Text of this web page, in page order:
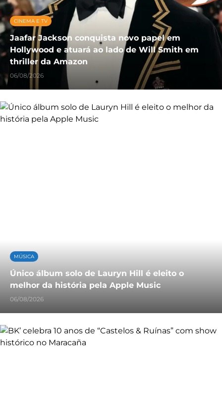
CINEMA E TV
Jaafar Jackson conquista novo papel em
Hollywood e atuará ao lado de Will Smith em
thriller da Amazon
06/08/2026
MÚSICA
Único álbum solo de Lauryn Hill é eleito o
melhor da história pela Apple Music
06/08/2026